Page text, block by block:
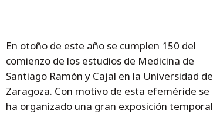
En otoño de este año se cumplen 150 del
comienzo de los estudios de Medicina de
Santiago Ramón y Cajal en la Universidad de
Zaragoza. Con motivo de esta efeméride se
ha organizado una gran exposición temporal